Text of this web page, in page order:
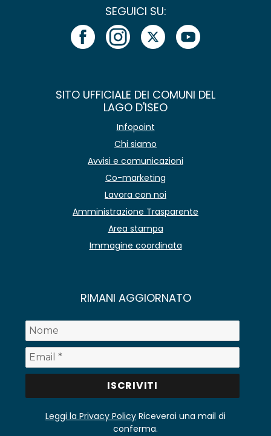
SEGUICI SU:
SITO UFFICIALE DEI COMUNI DEL
LAGO D'ISEO
Infopoint
Chi siamo
Avvisi e comunicazioni
Co-marketing
Lavora con noi
Amministrazione Trasparente
Area stampa
Immagine coordinata
RIMANI AGGIORNATO
Leggi la Privacy Policy Riceverai una mail di
conferma.